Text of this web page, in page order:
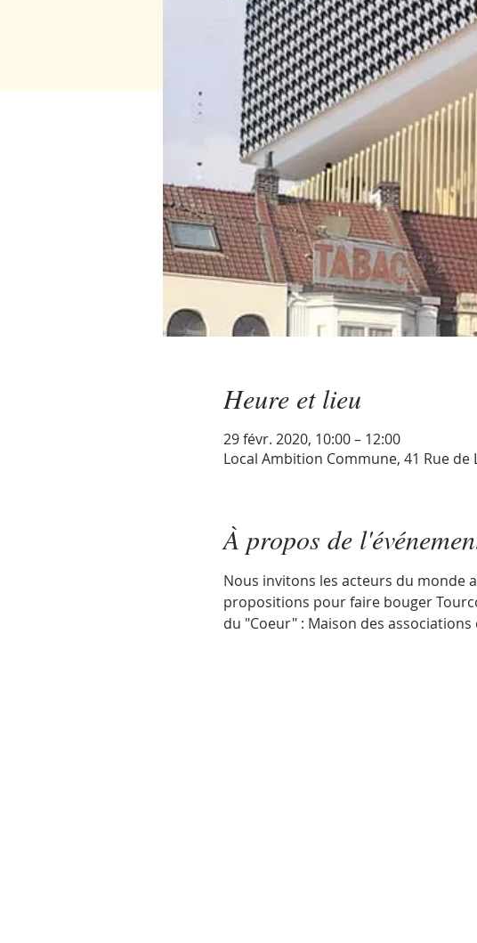
Heure et lieu
29 févr. 2020, 10:00 – 12:00
Local Ambition Commune, 41 Rue de
À propos de
Nous invitons les acteurs du monde
propositions pour faire bouger
du "Coeur" : Maison des